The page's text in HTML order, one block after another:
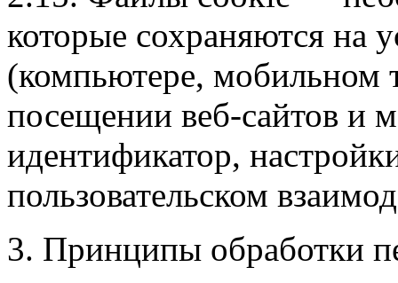
которые сохраняются на
(компьютере, мобильном
посещении веб-сайтов и
идентификатор,
пользовательском
3. Принципы обработки